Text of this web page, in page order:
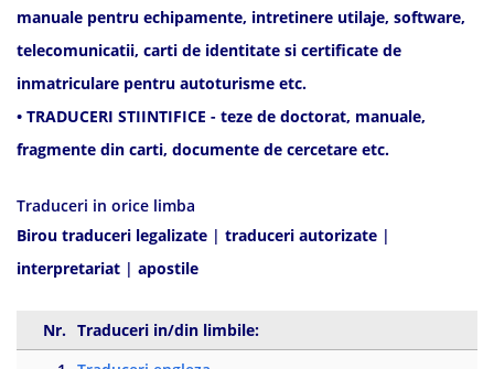
manuale pentru echipamente, intretinere utilaje, software,
telecomunicatii, carti de identitate si certificate de
inmatriculare pentru autoturisme etc.
• TRADUCERI STIINTIFICE - teze de doctorat, manuale,
fragmente din carti, documente de cercetare etc.
Traduceri in orice limba
Birou traduceri legalizate | traduceri autorizate |
interpretariat | apostile
Nr. Traduceri in/din limbile: